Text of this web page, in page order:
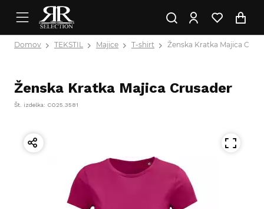
Domov TEKSTIL Majice T-shirt Ženska Kratka Majica
Ženska Kratka Majica Crusader
Št. izdelka: CO25.3581